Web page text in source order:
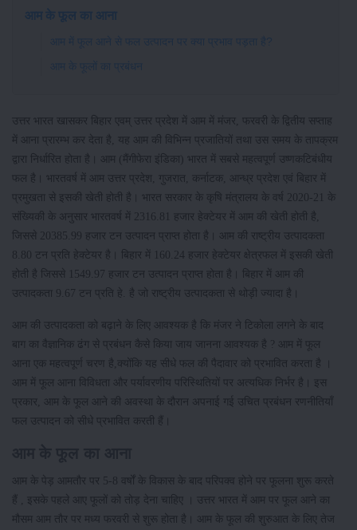
आम के फूल का आना
आम में फूल आने से फल उत्पादन पर क्या प्रभाव पड़ता है?
आम के फूलों का प्रबंधन
उत्तर भारत खासकर बिहार एवम् उत्तर प्रदेश में आम में मंजर, फरवरी के द्वितीय सप्ताह
में आना प्रारम्भ कर देता है, यह आम की विभिन्न प्रजातियों तथा उस समय के तापक्रम
द्वारा निर्धारित होता है। आम (मैंगीफेरा इंडिका) भारत में सबसे महत्वपूर्ण उष्णकटिबंधीय
फल है। भारतवर्ष में आम उत्तर प्रदेश, गुजरात, कर्नाटक, आन्ध्र प्रदेश एवं बिहार में
प्रमुखता से इसकी खेती होती है। भारत सरकार के कृषि मंत्रालय के वर्ष 2020-21 के
संख्यिकी के अनुसार भारतवर्ष में 2316.81 हजार हेक्टेयर में आम की खेती होती है,
जिससे 20385.99 हजार टन उत्पादन प्राप्त होता है। आम की राष्ट्रीय उत्पादकता
8.80 टन प्रति हेक्टेयर है। बिहार में 160.24 हजार हेक्टेयर क्षेत्रफल में इसकी खेती
होती है जिससे 1549.97 हजार टन उत्पादन प्राप्त होता है। बिहार में आम की
उत्पादकता 9.67 टन प्रति हे. है जो राष्ट्रीय उत्पादकता से थोड़ी ज्यादा है।
आम की उत्पादकता को बढ़ाने के लिए आवश्यक है कि मंजर ने टिकोला लगने के बाद
बाग का वैज्ञानिक ढंग से प्रबंधन कैसे किया जाय जानना आवश्यक है ? आम में फूल
आना एक महत्वपूर्ण चरण है,क्योंकि यह सीधे फल की पैदावार को प्रभावित करता है ।
आम में फूल आना विविधता और पर्यावरणीय परिस्थितियों पर अत्यधिक निर्भर है। इस
प्रकार, आम के फूल आने की अवस्था के दौरान अपनाई गई उचित प्रबंधन रणनीतियाँ
फल उत्पादन को सीधे प्रभावित करती हैं।
आम के पेड़ आमतौर पर 5-8 वर्षों के विकास के बाद परिपक्व होने पर फूलना शुरू करते
हैं , इसके पहले आए फूलों को तोड़ देना चाहिए । उत्तर भारत में आम पर फूल आने का
मौसम आम तौर पर मध्य फरवरी से शुरू होता है। आम के फूल की शुरुआत के लिए तेज